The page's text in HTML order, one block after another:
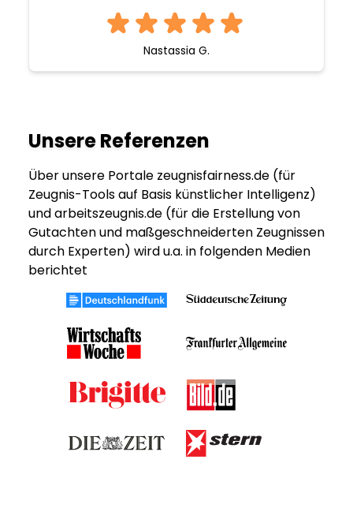
Nastassia G.
Unsere Referenzen
Über unsere Portale zeugnisfairness.de (für
Zeugnis-Tools auf Basis künstlicher Intelligenz)
und arbeitszeugnis.de (für die Erstellung von
Gutachten und maßgeschneiderten Zeugnissen
durch Experten) wird u.a. in folgenden Medien
berichtet